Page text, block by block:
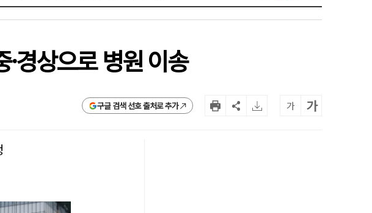
경상으로 병원 이송
구글 검색 선호 출처로 추가 가 가